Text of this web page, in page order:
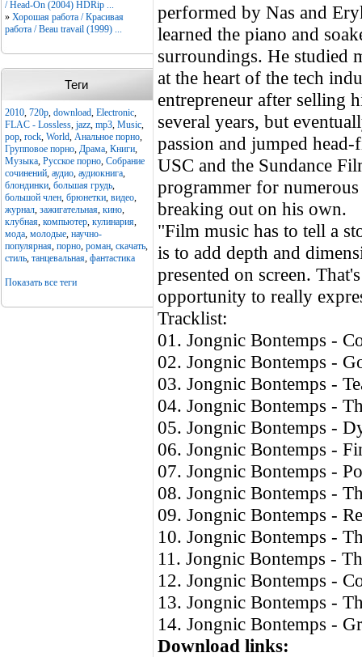
/ Head-On (2004) HDRip ...
» Хорошая работа / Красивая
работа / Beau travail (1999) ...
Теги
2010, 720p, download, Electronic,
FLAC - Lossless, jazz, mp3, Music,
pop, rock, World, Анальное порно,
Групповое порно, Драма, Книги,
Музыка, Русское порно, Собрание
сочинений, аудио, аудиокнига,
блондинки, большая грудь,
большой член, брюнетки, видео,
журнал, зажигательная, кино,
клубная, компьютер, кулинария,
мода, молодые, научно-
популярная, порно, роман, скачать,
стиль, танцевальная, фантастика
Показать все теги
performed by Nas and
learned the piano and
surroundings. He studied
at the heart of the tech
entrepreneur after selling
several years, but
passion and jumped
USC and the Sundance
programmer for
breaking out on his own.
"Film music has to tell a
is to add depth and
presented on screen.
opportunity to really
Tracklist:
01. Jongnic Bontemps -
02. Jongnic Bontemps -
03. Jongnic Bontemps -
04. Jongnic Bontemps -
05. Jongnic Bontemps -
06. Jongnic Bontemps -
07. Jongnic Bontemps -
08. Jongnic Bontemps -
09. Jongnic Bontemps -
10. Jongnic Bontemps -
11. Jongnic Bontemps -
12. Jongnic Bontemps -
13. Jongnic Bontemps -
14. Jongnic Bontemps -
Download links: